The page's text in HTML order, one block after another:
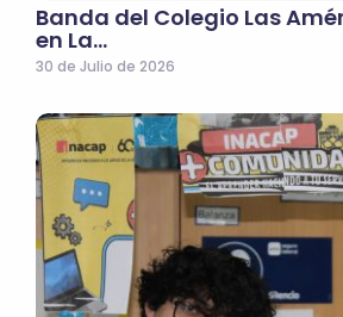
Banda del Colegio Las
en La…
30 de Julio de 2026